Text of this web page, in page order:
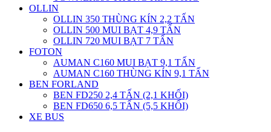
OLLIN
OLLIN 350 THÙNG KÍN 2,2 TẤN
OLLIN 500 MUI BẠT 4,9 TẤN
OLLIN 720 MUI BẠT 7 TẤN
FOTON
AUMAN C160 MUI BẠT 9,1 TẤN
AUMAN C160 THÙNG KÍN 9,1 TẤN
BEN FORLAND
BEN FD250 2,4 TẤN (2,1 KHỐI)
BEN FD650 6,5 TẤN (5,5 KHỐI)
XE BUS